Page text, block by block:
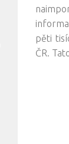
pěti
ČR.